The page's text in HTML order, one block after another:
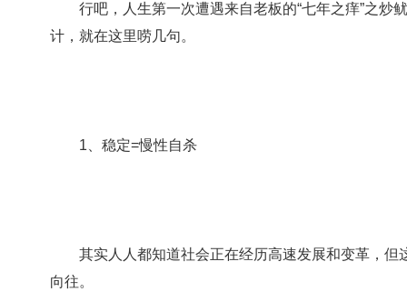
行吧，人生第一次遭遇来自老板的“七年之痒”之炒
计，就在这里唠几句。
1、稳定=慢性自杀
其实人人都知道社会正在经历高速发展和变革，但
向往。